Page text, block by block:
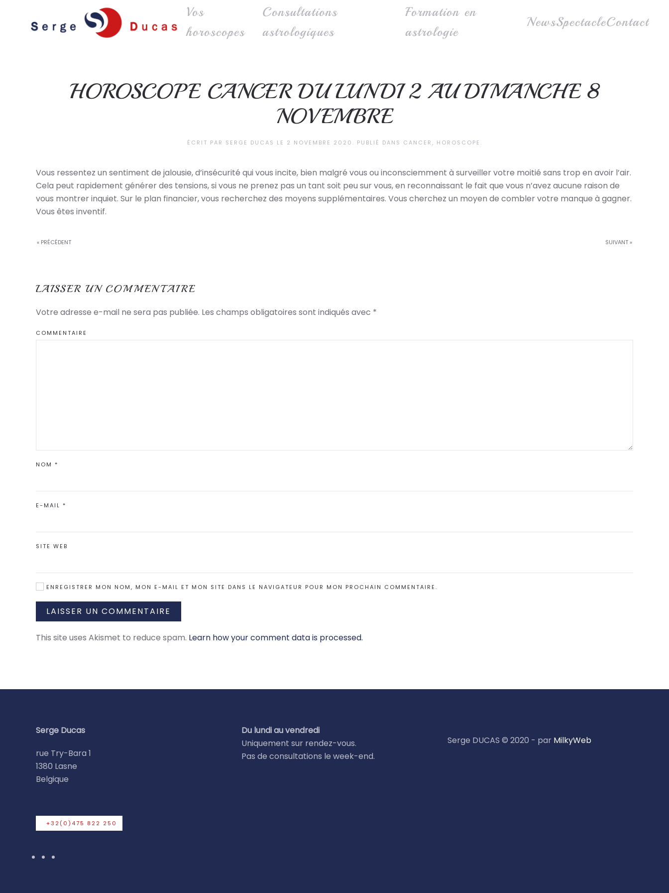
Skip to main content
Vos
horoscopes
Consultations
astrologiques
Formation en
astrologie
NewsSpectacleContact
HOROSCOPE CANCER DU LUNDI 2 AU DIMANCHE 8
NOVEMBRE
ÉCRIT PAR SERGE DUCAS LE 2 NOVEMBRE 2020 . PUBLIÉ DANS CANCER, HOROSCOPE .
Vous ressentez un sentiment de jalousie, d’insécurité qui vous incite, bien malgré vous ou inconsciemment à surveiller votre moitié sans trop en avoir l’air.
Cela peut rapidement générer des tensions, si vous ne prenez pas un tant soit peu sur vous, en reconnaissant le fait que vous n’avez aucune raison de
vous montrer inquiet. Sur le plan financier, vous recherchez des moyens supplémentaires. Vous cherchez un moyen de combler votre manque à gagner.
Vous êtes inventif.
« PRÉCÉDENT SUIVANT »
LAISSER UN COMMENTAIRE
Votre adresse e-mail ne sera pas publiée. Les champs obligatoires sont indiqués avec *
COMMENTAIRE
NOM *
E-MAIL *
SITE WEB
ENREGISTRER MON NOM, MON E-MAIL ET MON SITE DANS LE NAVIGATEUR POUR MON PROCHAIN COMMENTAIRE.
LAISSER UN COMMENTAIRE
This site uses Akismet to reduce spam. Learn how your comment data is processed.
Serge Ducas
rue Try-Bara 1
1380 Lasne
Belgique
+32(0)475 822 250
Du lundi au vendredi
Uniquement sur rendez-vous.
Pas de consultations le week-end.
Serge DUCAS © 2020 - par MilkyWeb